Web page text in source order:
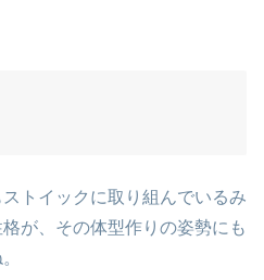
トイックに取り組んでいるみ
が、その体型作りの姿勢にも